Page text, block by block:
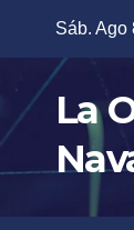
content
Sáb. Ago
La